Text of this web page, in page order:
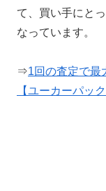
て、買い手にと
なっています。
⇒1回の査定で最
【ユーカーパック